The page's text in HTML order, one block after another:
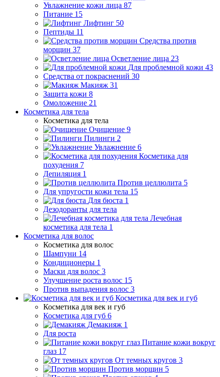
Увлажнение кожи лица 87
Питание 15
Лифтинг 50
Пептиды 11
Средства против
морщин 37
Осветление лица 23
Для проблемной кожи 43
Средства от покраснений 30
Макияж 31
Защита кожи 8
Омоложение 21
Косметика для тела
Косметика для тела
Очищение 9
Пилинги 2
Увлажнение 6
Косметика для
похудения 7
Депиляция 1
Против целлюлита 5
Для упругости кожи тела 15
Для бюста 1
Дезодоранты для тела
Лечебная
косметика для тела 1
Косметика для волос
Косметика для волос
Шампуни 14
Кондиционеры 1
Маски для волос 3
Улучшение роста волос 15
Против выпадения волос 3
Косметика для век и губ
Косметика для век и губ
Косметика для губ 6
Демакияж 1
Для роста
Питание кожи вокруг
глаз 17
От темных кругов 3
Против морщин 5